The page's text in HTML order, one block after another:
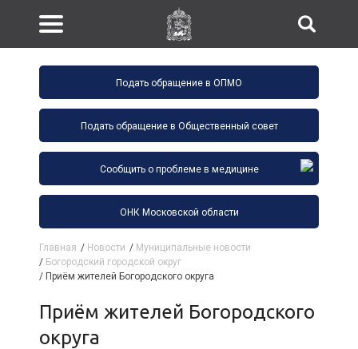
Подать обращение в ОПМО
Подать обращение в Общественный совет
Сообщить о проблеме в медицине
ОНК Московской области
Главная / Новости / Муниципальные новости
/ Богородский городской округ
/ Приём жителей Богородского округа
Приём жителей Богородского
округа